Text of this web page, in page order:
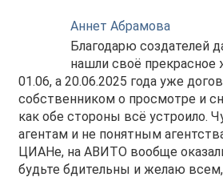
Аннет Абрамова
Благодарю создателей
нашли своё прекрасное
01.06, а 20.06.2025 года уже
собственником о просмотре и
как обе стороны всё устроило.
агентам и не понятным
ЦИАНе, на АВИТО вообще
будьте бдительны и желаю